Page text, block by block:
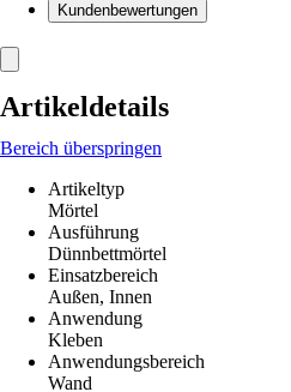
Kundenbewertungen
Artikeldetails
Bereich überspringen
Artikeltyp
Mörtel
Ausführung
Dünnbettmörtel
Einsatzbereich
Außen, Innen
Anwendung
Kleben
Anwendungsbereich
Wand